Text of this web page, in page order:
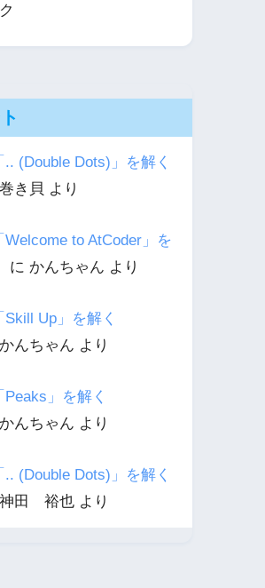
.. (Double Dots)」を解く
巻き貝 より
Welcome to AtCoder」を
に かんちゃん より
Skill Up」を解く
かんちゃん より
Peaks」を解く
かんちゃん より
.. (Double Dots)」を解く
神田 裕也 より